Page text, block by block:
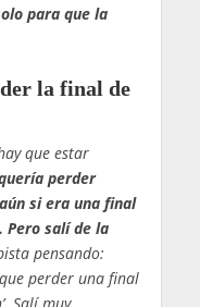
para que la
la final de
que estar
perder
si era una final
Pero salí de la
pensando:
perder una final